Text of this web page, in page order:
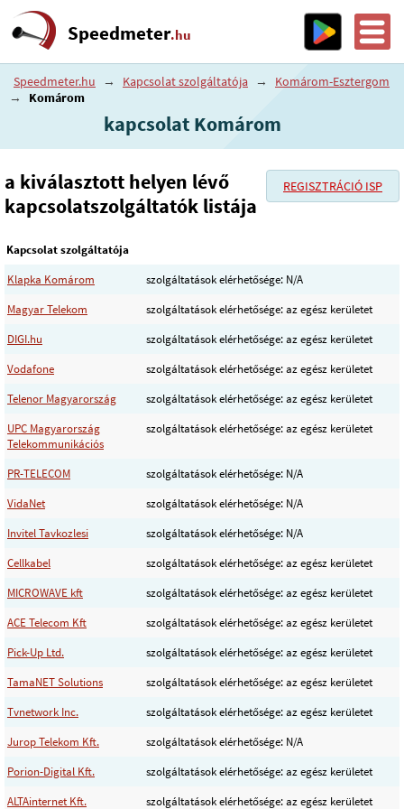
Speedmeter.hu
Speedmeter.hu → Kapcsolat szolgáltatója →
Komárom-Esztergom
→
Komárom
kapcsolat Komárom
REGISZTRÁCIÓ ISP
a kiválasztott helyen lévő
kapcsolatszolgáltatók listája
Kapcsolat szolgáltatója
Klapka Komárom
szolgáltatások elérhetősége: N/A
Magyar Telekom
szolgáltatások elérhetősége: az egész kerületet
DIGI.hu
szolgáltatások elérhetősége: az egész kerületet
Vodafone
szolgáltatások elérhetősége: az egész kerületet
Telenor Magyarország
szolgáltatások elérhetősége: az egész kerületet
UPC Magyarország
Telekommunikációs
szolgáltatások elérhetősége: az egész kerületet
PR-TELECOM
szolgáltatások elérhetősége: N/A
VidaNet
szolgáltatások elérhetősége: N/A
Invitel Tavkozlesi
szolgáltatások elérhetősége: N/A
Cellkabel
szolgáltatások elérhetősége: az egész kerületet
MICROWAVE kft
szolgáltatások elérhetősége: az egész kerületet
ACE Telecom Kft
szolgáltatások elérhetősége: az egész kerületet
Pick-Up Ltd.
szolgáltatások elérhetősége: az egész kerületet
TamaNET Solutions
szolgáltatások elérhetősége: az egész kerületet
Tvnetwork Inc.
szolgáltatások elérhetősége: az egész kerületet
Jurop Telekom Kft.
szolgáltatások elérhetősége: N/A
Porion-Digital Kft.
szolgáltatások elérhetősége: az egész kerületet
ALTAinternet Kft.
szolgáltatások elérhetősége: az egész kerületet